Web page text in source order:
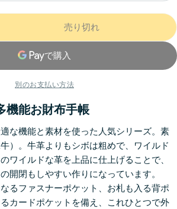
売り切れ
別のお支払い方法
機能お財布手帳
な機能と素材を使った人気シリーズ。素
）。牛革よりもシボは粗めで、ワイルド
ワイルドな革を上品に仕上げることで、
開閉もしやすい作りになっています。
るファスナーポケット、お札も入る背ポ
カードポケットを備え、これひとつで外